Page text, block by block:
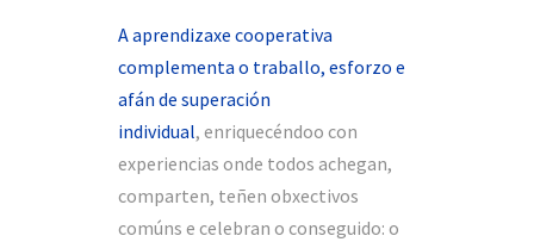
A aprendizaxe cooperativa
complementa o traballo, esforzo e
afán de superación
individual, enriquecéndoo con
experiencias onde todos achegan,
comparten, teñen obxectivos
comúns e celebran o conseguido: o